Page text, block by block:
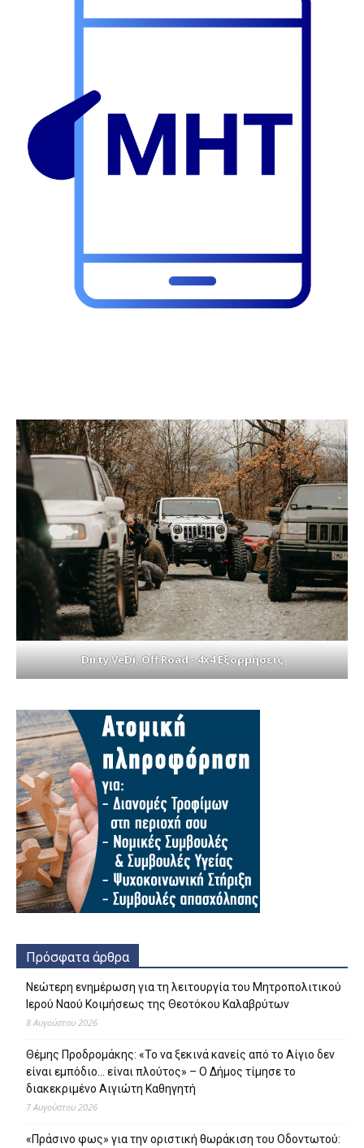
Dirty VeDi, Off Road - 4x4 Εξορμήσεις
Πρόσφατα άρθρα
Νεώτερη ενημέρωση για τη λειτουργία του Μητροπολιτικού
Ιερού Ναού Κοιμήσεως της Θεοτόκου Καλαβρύτων
8 Αυγούστου 2026
Θέμης Προδρομάκης: «Το να ξεκινά κανείς από το Αίγιο δεν
είναι εμπόδιο… είναι πλούτος» – O Δήμος τίμησε το
διακεκριμένο Αιγιώτη Καθηγητή
7 Αυγούστου 2026
«Πράσινο φως» για την οριστική θωράκιση του Οδοντωτού: